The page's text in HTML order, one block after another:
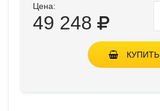
Цена:
49 248
КУПИТЬ